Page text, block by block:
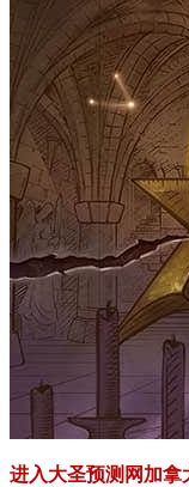
进入大圣预测网加拿